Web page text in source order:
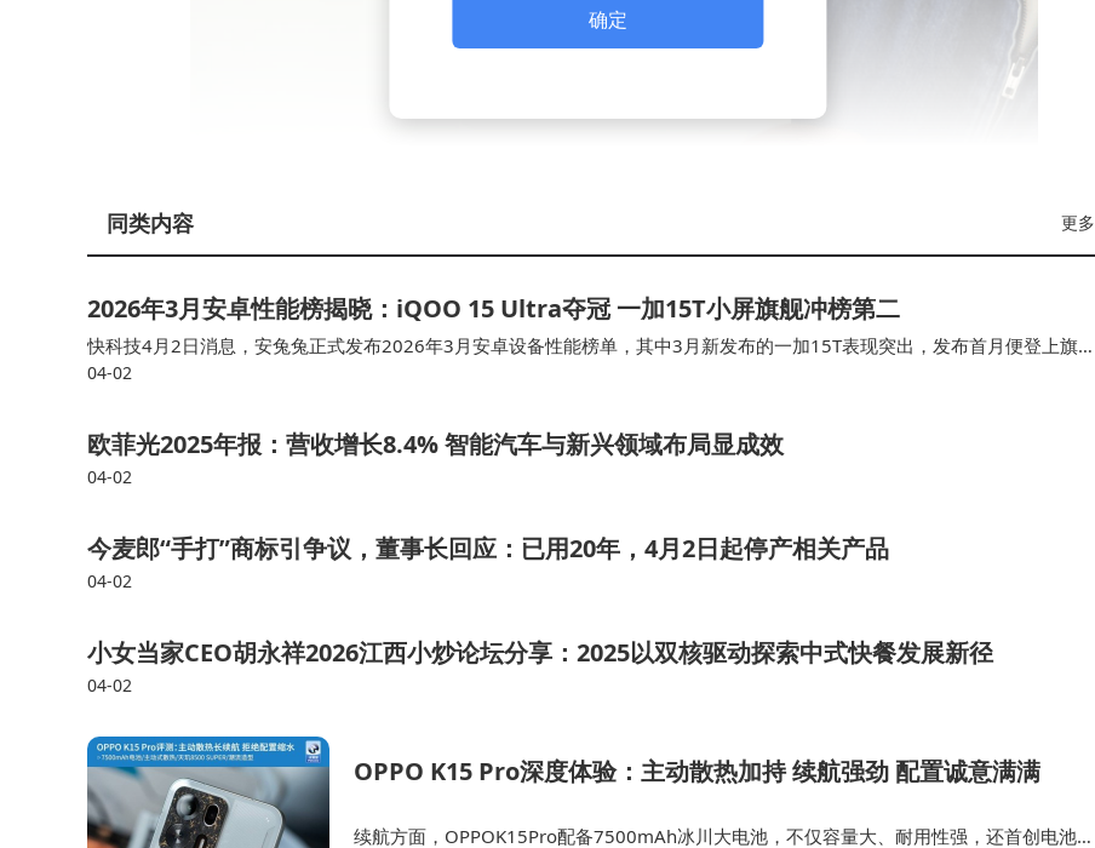
达、本地智能运算、儿童安全防护及隐私保护设计。这些能力标准重新定义了"陪伴"的内涵，强调技术需服务于
情感交互与安全保障，而非简单功能堆砌。例如，通过拟人化表情与动作设计，机器人可实现更自然的情感连
作为标准制定的深度参与者，淘云科技的产品研发路径与白皮书要求高度契合。其推出的阿尔法蛋系列词典
了"智慧视觉+双语交互+场景化陪伴"的设计理念，所有功能均可追溯至白皮书的技术框架。
行业实践显示，白皮书正推动产品从单一功能向场景化服务转型。当前市场上的主流产品已普遍具备分龄内
容设计、远程安全监护、智能导学等功能。在寓教于乐场景中，机器人可结合绘本阅读与分级学习系统，提供个
性化知识推送；在习惯养成方面，通过主动交互设计引导儿童建立规律作息。这些创新应用均源于白皮书对技术
边界与应用场景的清晰界定。
确定
更多
同类内容
2026年3月安卓性能榜揭晓：iQOO 15 Ultra夺冠 一加15T小屏旗舰冲榜第二
快科技4月2日消息，安兔兔正式发布2026年3月安卓设备性能榜单，其中3月新发布的一加15T表现突出，发布首月便登上旗舰
手机性能榜第二名。 本次安卓旗舰手机性能榜中，骁龙8至尊版Gen5成为绝对主流，多款旗舰…
04-02
欧菲光2025年报：营收增长8.4% 智能汽车与新兴领域布局显成效
04-02
今麦郎“手打”商标引争议，董事长回应：已用20年，4月2日起停产相关产品
04-02
小女当家CEO胡永祥2026江西小炒论坛分享：2025以双核驱动探索中式快餐发展新径
04-02
OPPO K15 Pro深度体验：主动散热加持 续航强劲 配置诚意满满
续航方面，OPPOK15Pro配备7500mAh冰川大电池，不仅容量大、耐用性强，还首创电池升